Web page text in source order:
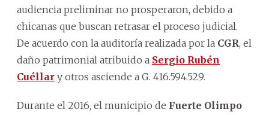
audiencia preliminar no prosperaron, debido a
chicanas que buscan retrasar el proceso judicial.
De acuerdo con la auditoría realizada por la CGR, el
daño patrimonial atribuido a Sergio Rubén
Cuéllar y otros asciende a G. 416.594.529.
Durante el 2016, el municipio de Fuerte Olimpo